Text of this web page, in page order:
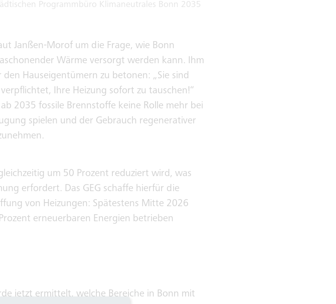
Programmbüro Klimaneutrales Bonn 2035
Janßen-Morof um die Frage, wie Bonn
Wärme versorgt werden kann. Ihm
Hauseigentümern zu betonen: „Sie sind
Ihre Heizung sofort zu tauschen!“
2035 fossile Brennstoffe keine Rolle mehr bei
spielen und der Gebrauch regenerativer
um 50 Prozent reduziert wird, was
erfordert. Das GEG schaffe hierfür die
von Heizungen: Spätestens Mitte 2026
erneuerbaren Energien betrieben
jetzt ermittelt, welche Bereiche in Bonn mit